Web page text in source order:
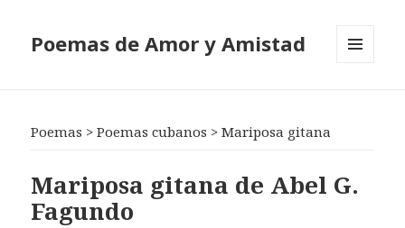
Poemas de Amor y Amistad
Poemas >Poemas cubanos >Mariposa gitana
Mariposa gitana de Abel G.
Fagundo